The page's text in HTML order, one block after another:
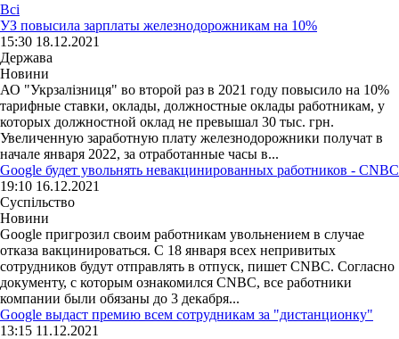
Всі
УЗ повысила зарплаты железнодорожникам на 10%
15:30 18.12.2021
Держава
Новини
АО "Укрзалізниця" во второй раз в 2021 году повысило на 10%
тарифные ставки, оклады, должностные оклады работникам, у
которых должностной оклад не превышал 30 тыс. грн.
Увеличенную заработную плату железнодорожники получат в
начале января 2022, за отработанные часы в...
Google будет увольнять невакцинированных работников - CNBC
19:10 16.12.2021
Суспільство
Новини
Google пригрозил своим работникам увольнением в случае
отказа вакцинироваться. С 18 января всех непривитых
сотрудников будут отправлять в отпуск, пишет CNBC. Согласно
документу, с которым ознакомился CNBC, все работники
компании были обязаны до 3 декабря...
Google выдаст премию всем сотрудникам за "дистанционку"
13:15 11.12.2021